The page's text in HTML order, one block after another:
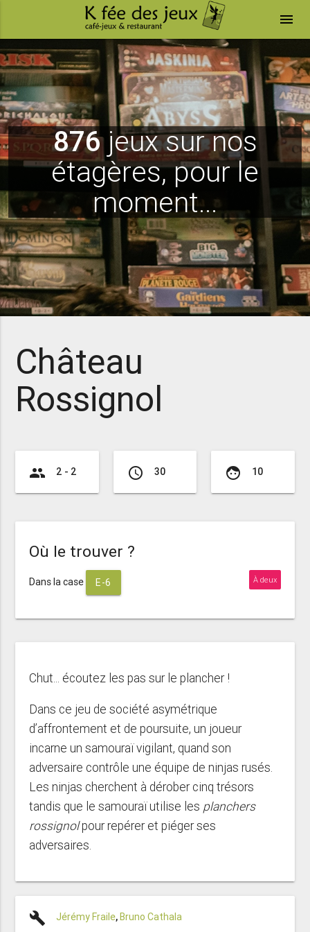
menu
876jeux sur nos
étagères, pour le
moment...
Château
Rossignol
group 2 - 2 access_time 30 face 10
Où le trouver ?
Dans la case E-6 À deux
Chut... écoutez les pas sur le plancher !
Dans ce jeu de société asymétrique
d’affrontement et de poursuite, un joueur
incarne un samouraï vigilant, quand son
adversaire contrôle une équipe de ninjas rusés.
Les ninjas cherchent à dérober cinq trésors
tandis que le samouraï utilise les planchers
rossignolpour repérer et piéger ses
adversaires.
build Jérémy Fraile,Bruno Cathala